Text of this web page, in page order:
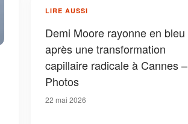
LIRE AUSSI
Demi Moore rayonne en bleu
après une transformation
capillaire radicale à Cannes –
Photos
22 mai 2026